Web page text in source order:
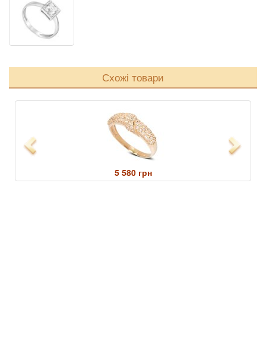
Схожі товари
Previous
5 580 грн
Next